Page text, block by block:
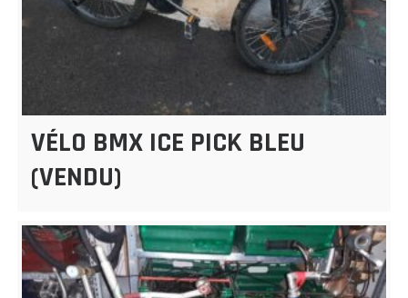
VÉLO BMX ICE PICK BLEU
(VENDU)